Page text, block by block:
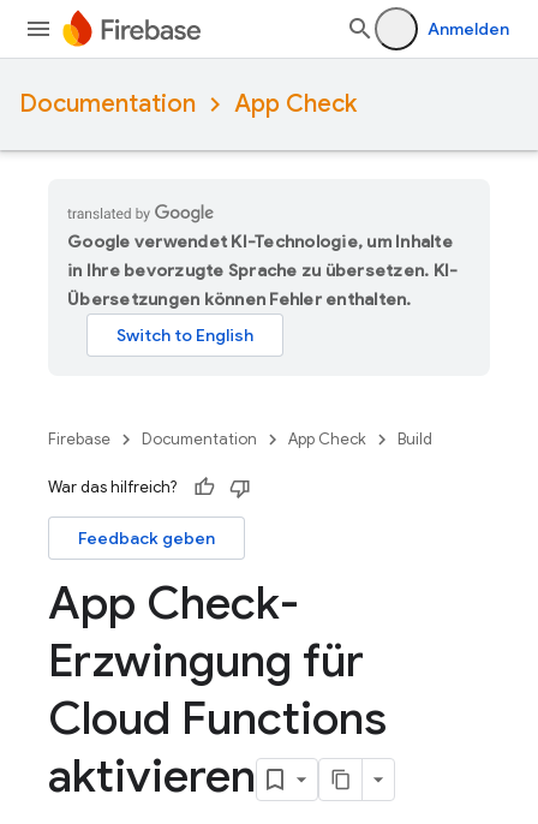
Anmelden
Documentation App Check
Google verwendet KI-Technologie, um Inhalte
in Ihre bevorzugte Sprache zu übersetzen. KI-
Übersetzungen können Fehler enthalten.
Firebase Documentation App Check Build
War das hilfreich?
Feedback geben
App Check-
Erzwingung für
Cloud Functions
aktivieren